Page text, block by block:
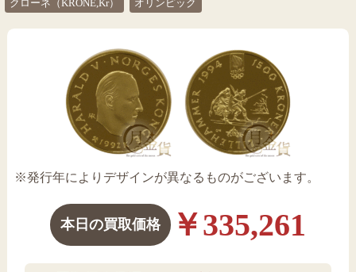
クローネ（KRONE,Kr）
オリンピック
※発行年によりデザインが異なるものがございます。
本日の買取価格 ￥335,261